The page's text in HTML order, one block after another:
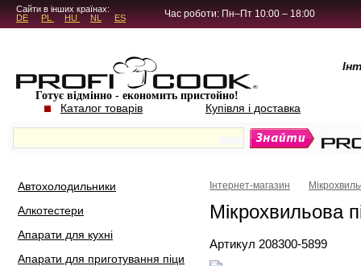
5.4.45Сайти в інших країнах:
DE
PL HU NL ES Час роботи: Пн–Пт 10:00 – 18:00
Готує відмінно - економить пристойно!
Каталог товарів Купівля і доставка
Автохолодильники
Алкотестери
Апарати для кухні
Апарати для приготування піци
Інтернет-магазин
Мікрохвильова
Артикул 208300-5899